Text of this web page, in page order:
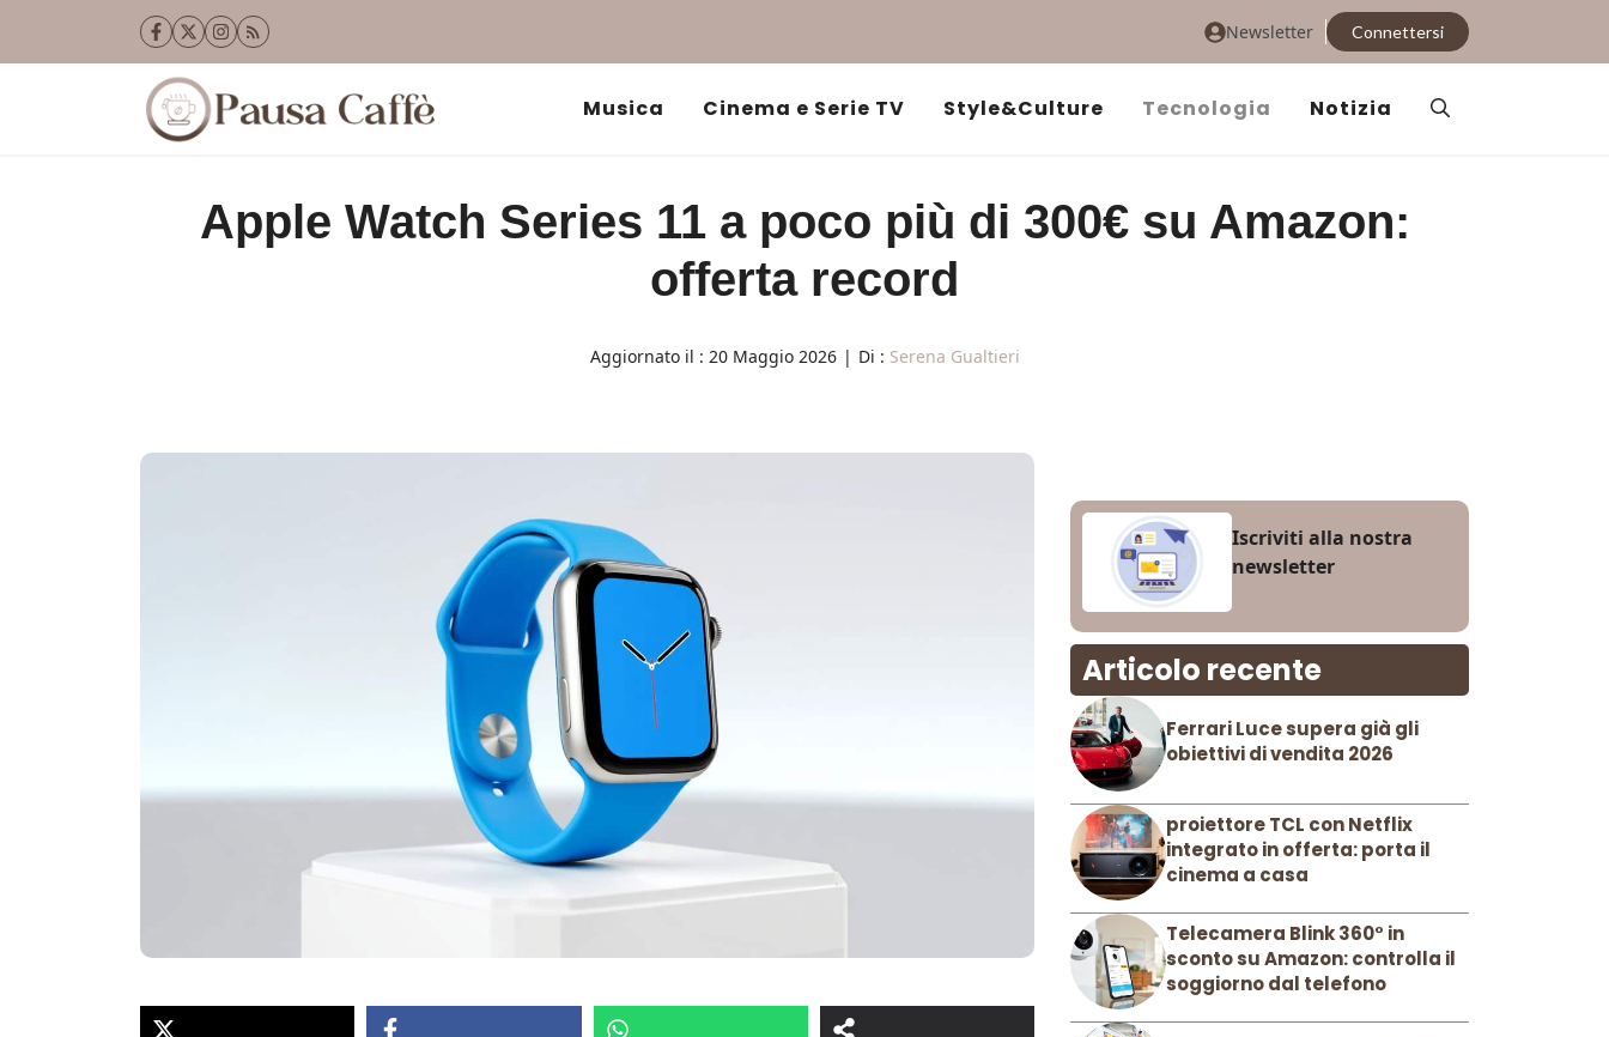
Newsletter Connettersi
Musica Cinema e Serie TV Style&Culture Tecnologia Notizia
Apple Watch Series 11 a poco più di 300€ su Amazon:
offerta record
Aggiornato il : 20 Maggio 2026 | Di : Serena Gualtieri
Iscriviti alla nostra
newsletter
Articolo recente
Ferrari Luce supera già gli
obiettivi di vendita 2026
proiettore TCL con Netflix
integrato in offerta: porta il
cinema a casa
Telecamera Blink 360° in
sconto su Amazon: controlla il
soggiorno dal telefono